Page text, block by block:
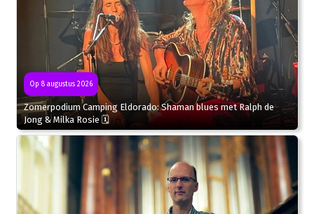
Op 8 augustus 2026
Zomerpodium Camping Eldorado: Shaman blues met Ralph de
Jong & Milka Rosie 🗓